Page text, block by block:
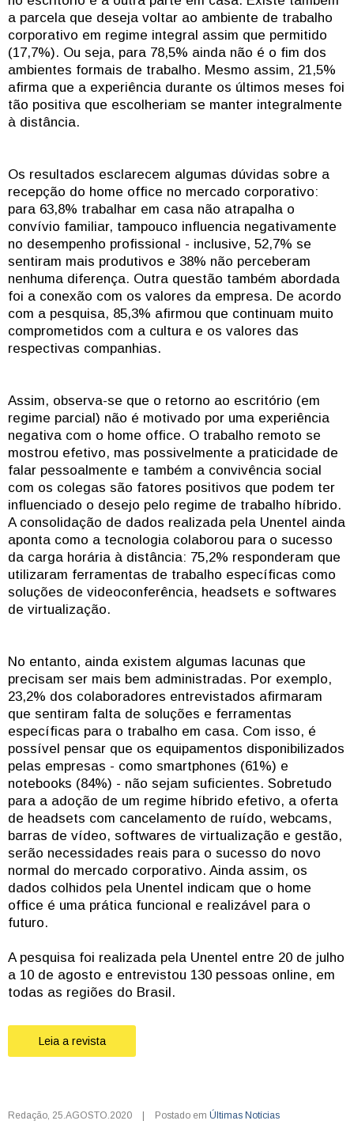
a parcela que deseja voltar ao ambiente de trabalho
corporativo em regime integral assim que permitido
(17,7%). Ou seja, para 78,5% ainda não é o fim dos
ambientes formais de trabalho. Mesmo assim, 21,5%
afirma que a experiência durante os últimos meses foi
tão positiva que escolheriam se manter integralmente
à distância.
Os resultados esclarecem algumas dúvidas sobre a
recepção do home office no mercado corporativo:
para 63,8% trabalhar em casa não atrapalha o
convívio familiar, tampouco influencia negativamente
no desempenho profissional - inclusive, 52,7% se
sentiram mais produtivos e 38% não perceberam
nenhuma diferença. Outra questão também abordada
foi a conexão com os valores da empresa. De acordo
com a pesquisa, 85,3% afirmou que continuam muito
comprometidos com a cultura e os valores das
respectivas companhias.
Assim, observa-se que o retorno ao escritório (em
regime parcial) não é motivado por uma experiência
negativa com o home office. O trabalho remoto se
mostrou efetivo, mas possivelmente a praticidade de
falar pessoalmente e também a convivência social
com os colegas são fatores positivos que podem ter
influenciado o desejo pelo regime de trabalho híbrido.
A consolidação de dados realizada pela Unentel ainda
aponta como a tecnologia colaborou para o sucesso
da carga horária à distância: 75,2% responderam que
utilizaram ferramentas de trabalho específicas como
soluções de videoconferência, headsets e softwares
de virtualização.
No entanto, ainda existem algumas lacunas que
precisam ser mais bem administradas. Por exemplo,
23,2% dos colaboradores entrevistados afirmaram
que sentiram falta de soluções e ferramentas
específicas para o trabalho em casa. Com isso, é
possível pensar que os equipamentos disponibilizados
pelas empresas - como smartphones (61%) e
notebooks (84%) - não sejam suficientes. Sobretudo
para a adoção de um regime híbrido efetivo, a oferta
de headsets com cancelamento de ruído, webcams,
barras de vídeo, softwares de virtualização e gestão,
serão necessidades reais para o sucesso do novo
normal do mercado corporativo. Ainda assim, os
dados colhidos pela Unentel indicam que o home
office é uma prática funcional e realizável para o
futuro.
A pesquisa foi realizada pela Unentel entre 20 de julho
a 10 de agosto e entrevistou 130 pessoas online, em
todas as regiões do Brasil.
Leia a revista
Redação 25.AGOSTO.2020 | Postado em Últimas Notícias